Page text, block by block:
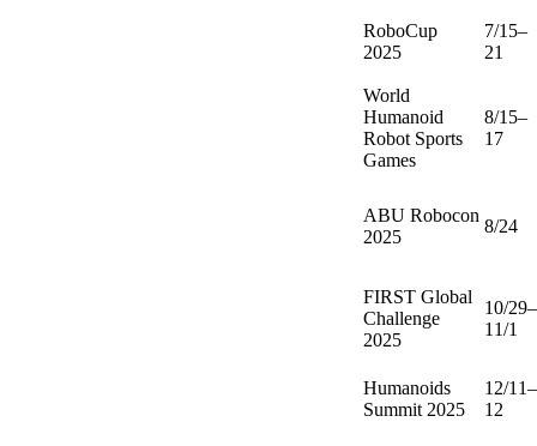
RoboCup
2025
7/15–
21
World
Humanoid
Robot Sports
Games
8/15–
17
ABU Robocon
2025
8/24
FIRST Global
Challenge
2025
10/29–
11/1
Humanoids
Summit 2025
12/11–
12